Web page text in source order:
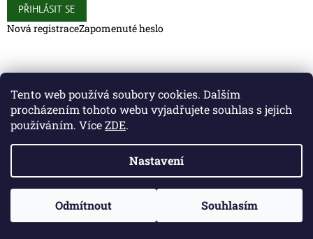
Tento web používá soubory cookies. Dalším
procházením tohoto webu vyjadřujete souhlas s jejich
používáním. VíceZDE.
Nastavení
Odmítnout Souhlasím
PŘIHLÁSIT SE
Nová registraceZapomenuté heslo
Copyright 2026Caliber Club - Gun Store. Všechna práva